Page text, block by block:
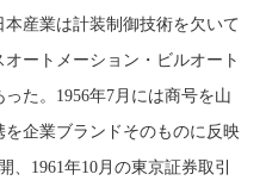
産業は計装制御技術を欠いて
ートメーション・ビルオート
た。1956年7月には商号を山
企業ブランドそのものに反映
、1961年10月の東京証券取引